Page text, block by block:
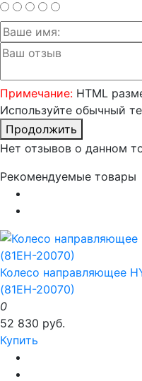
Примечание: HTML
Используйте обычный
Продолжить
Нет отзывов о данном
Рекомендуемые товары
Колесо направляющее
(81EH-20070)
0
52 830 руб.
Купить